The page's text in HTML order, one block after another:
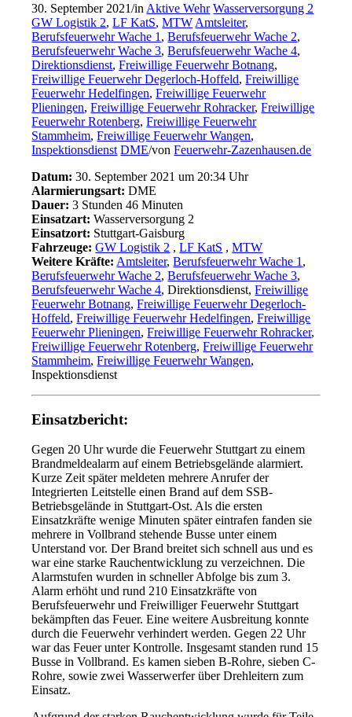
30. September 2021/in Aktive Wehr Wasserversorgung 2
GW Logistik 2,LF KatS,MTW Amtsleiter,
Berufsfeuerwehr Wache 1 ,Berufsfeuerwehr Wache 2,
Berufsfeuerwehr Wache 3,Berufsfeuerwehr Wache 4,
Direktionsdienst,Freiwillige Feuerwehr Botnang,
Freiwillige Feuerwehr Degerloch-Hoffeld,Freiwillige
Feuerwehr Hedelfingen,Freiwillige Feuerwehr
Plieningen,Freiwillige Feuerwehr Rohracker,Freiwillige
Feuerwehr Rotenberg,Freiwillige Feuerwehr
Stammheim,Freiwillige Feuerwehr Wangen,
Inspektionsdienst DME/vonFeuerwehr-Zazenhausen.de
Datum: 30. September 2021 um 20:34 Uhr
Alarmierungsart: DME
Dauer: 3 Stunden 46 Minuten
Einsatzart: Wasserversorgung 2
Einsatzort: Stuttgart-Gaisburg
Fahrzeuge: GW Logistik 2 ,LF KatS ,MTW
Weitere Kräfte: Amtsleiter,Berufsfeuerwehr Wache 1 ,
Berufsfeuerwehr Wache 2,Berufsfeuerwehr Wache 3,
Berufsfeuerwehr Wache 4, Direktionsdienst,Freiwillige
Feuerwehr Botnang,Freiwillige Feuerwehr Degerloch-
Hoffeld,Freiwillige Feuerwehr Hedelfingen,Freiwillige
Feuerwehr Plieningen,Freiwillige Feuerwehr Rohracker,
Freiwillige Feuerwehr Rotenberg,Freiwillige Feuerwehr
Stammheim,Freiwillige Feuerwehr Wangen,
Inspektionsdienst
Einsatzbericht:
Gegen 20 Uhr wurde die Feuerwehr Stuttgart zu einem
Brandmeldealarm auf einem Betriebsgelände alarmiert.
Kurze Zeit später meldeten mehrere Anrufer der
Integrierten Leitstelle einen Brand auf dem SSB-
Betriebsgelände in Stuttgart-Ost. Als die ersten
Einsatzkräfte wenige Minuten später eintrafen fanden sie
mehrere in Vollbrand stehende Busse unter einem
Unterstand vor. Der Brand breitet sich schnell aus und es
war eine starke Rauchentwicklung zu verzeichnen. Die
Alarmstufen wurden in schneller Abfolge bis zum 3.
Alarm erhöht und rund 210 Einsatzkräfte von
Berufsfeuerwehr und Freiwilliger Feuerwehr Stuttgart
bekämpften das Feuer. Eine weitere Ausbreitung konnte
durch die Feuerwehr verhindert werden. Gegen 22 Uhr
war das Feuer unter Kontrolle. Insgesamt standen rund 15
Busse in Vollbrand. Es kamen sieben B-Rohre, sieben C-
Rohre, sowie zwei Wasserwerfer über Drehleitern zum
Einsatz.